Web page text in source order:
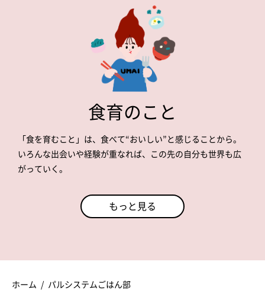
食育のこと
「食を育むこと」は、食べて“おいしい”と感じることから。
いろんな出会いや経験が重なれば、この先の自分も世界も広
がっていく。
もっと見る
ホーム パルシステムごはん部